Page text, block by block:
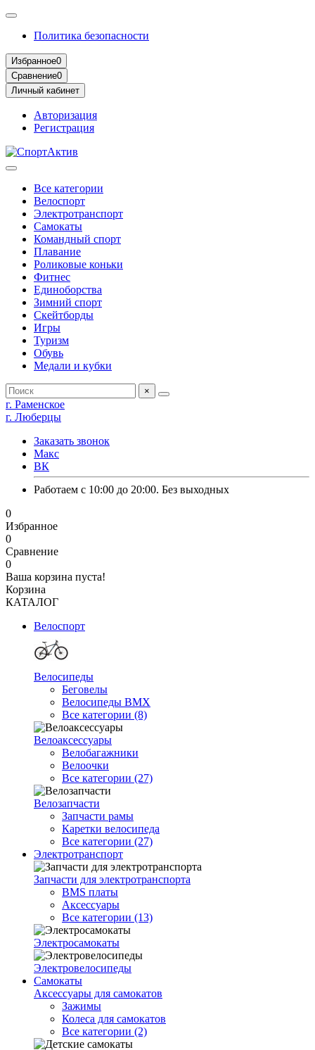
Политика безопасности
Избранное0
Сравнение0
Личный кабинет
Авторизация
Регистрация
Все категории
Велоспорт
Электротранспорт
Самокаты
Командный спорт
Плавание
Роликовые коньки
Фитнес
Единоборства
Зимний спорт
Скейтборды
Игры
Туризм
Обувь
Медали и кубки
×
г. Раменское
г. Люберцы
Заказать звонок
Макс
ВК
Работаем с 10:00 до 20:00. Без выходных
0
Избранное
0
Сравнение
0
Ваша корзина пуста!
Корзина
КАТАЛОГ
Велоспорт
Велосипеды
Беговелы
Велосипеды BMX
Все категории (8)
Велоаксессуары
Велобагажники
Велоочки
Все категории (27)
Велозапчасти
Запчасти рамы
Каретки велосипеда
Все категории (27)
Электротранспорт
Запчасти для электротранспорта
BMS платы
Аксессуары
Все категории (13)
Электросамокаты
Электровелосипеды
Самокаты
Аксессуары для самокатов
Зажимы
Колеса для самокатов
Все категории (2)